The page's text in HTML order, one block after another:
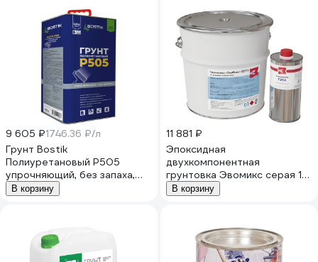
9 605 ₽1746.36 ₽/л
Грунт Bostik
Полиуретановый P505
упрочняющий, без запаха,
5,5 кг, 50015820
В корзину
11 881 ₽
Эпоксидная
двухкомпонентная
грунтовка Эвомикс серая 10
кг 02773 10ГЭср
В корзину